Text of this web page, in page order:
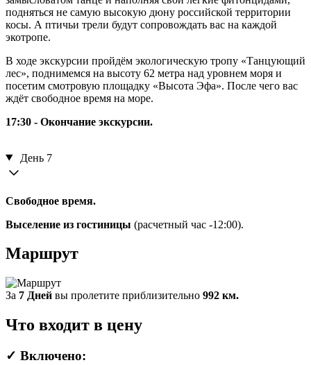
подняться не самую высокую дюну российской территории
косы. А птичьи трели будут сопровождать вас на каждой
экотропе.
В ходе экскурсии пройдём экологическую тропу «Танцующий
лес», поднимемся на высоту 62 метра над уровнем моря и
посетим смотровую площадку «Высота Эфа». После чего вас
ждёт свободное время на море.
17:30 - Окончание экскурсии.
День 7
Свободное время.
Выселение из гостиницы (расчетный час -12:00).
Маршрут
За 7 Дней вы пролетите приблизительно 992 км.
Что входит в цену
✓ Включено: